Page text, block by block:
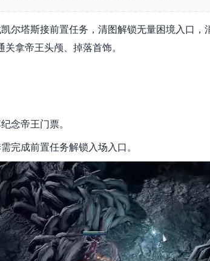
尔塔斯接前置任务，清图解锁无量困境入口，
拿帝王头颅、掉落首饰。
念帝王门票。
完成前置任务解锁入场入口。